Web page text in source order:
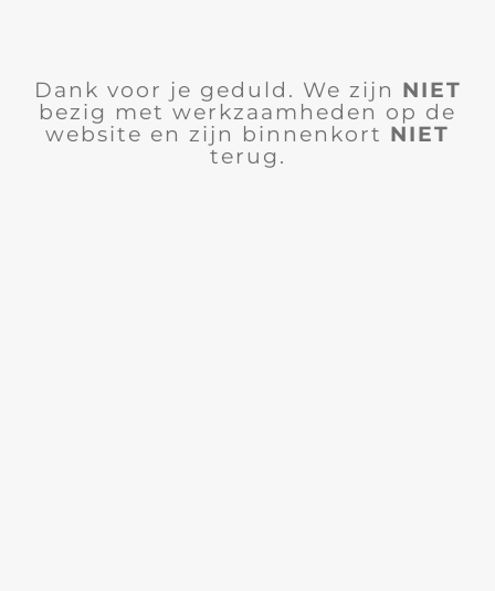
Dank voor je geduld. We zijn NIET
bezig met werkzaamheden op de
website en zijn binnenkort NIET
terug.